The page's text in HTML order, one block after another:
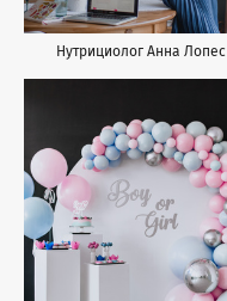
Нутрициолог Анна Лопес